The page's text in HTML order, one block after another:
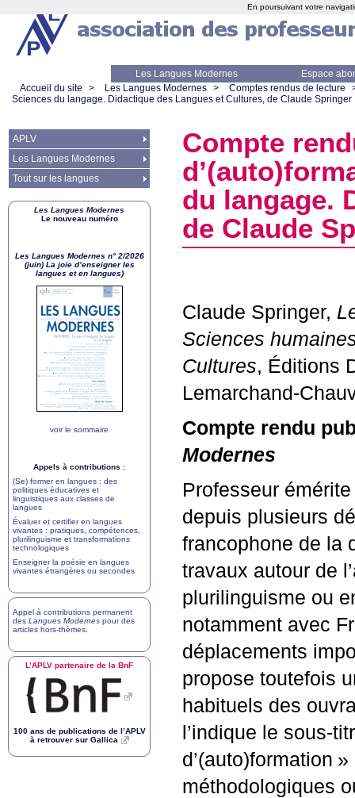
Les Langues Modernes
Espace
Accueil du site
> Les Langues Modernes > Comptes rendus de lecture
Sciences du langage. Didactique des Langues et Cultures, de Claude Springer
Compte
du langage.
de Claude
Claude Springer,
Sciences
Cultures, Éditions
Lemarchand-
Compte rendu
Modernes
Professeur
depuis plusieurs
francophone de la
travaux autour de
plurilinguisme ou
notamment avec
déplacements
propose toutefois
habituels des
l’indique le sous-
d’(auto)formation »
méthodologiques
APLV
Les Langues Modernes
Tout sur les langues
Les Langues Modernes
Le nouveau numéro
Les Langues Modernes n° 2/2026
(juin) La joie d’enseigner les
langues et en langues)
voir le sommaire
Appels à contributions :
(Se) former en langues : des
politiques éducatives et
linguistiques aux classes de
langues
Évaluer et certifier en langues
vivantes : pratiques, compétences,
plurilinguisme et transformations
technologiques
Enseigner la poésie en langues
vivantes étrangères ou secondes
Appel à contributions permanent
des Langues Modernes pour des
articles hors-thèmes
L’APLV partenaire de la BnF
100 ans de publications de l’APLV
à retrouver sur Gallica
En poursuivant votre